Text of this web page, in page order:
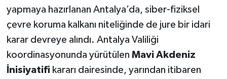
yapmaya hazırlanan Antalya’da, siber-fiziksel
çevre koruma kalkanı niteliğinde de jure bir idari
karar devreye alındı. Antalya Valiliği
koordinasyonunda yürütülen Mavi Akdeniz
İnisiyatifi kararı dairesinde, yarından itibaren